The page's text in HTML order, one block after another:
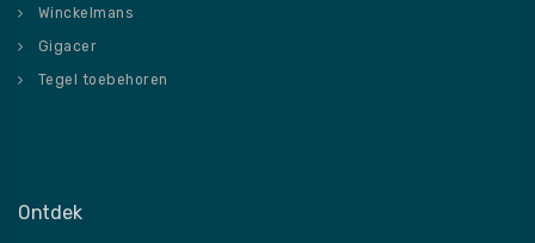
Winckelmans
Gigacer
Tegel toebehoren
Ontdek